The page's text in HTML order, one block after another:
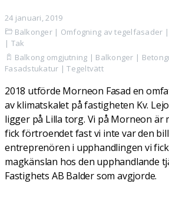
24 januari, 2019
Balkonger | Omfogning av tegelfasader |
| Tak
Balkong omgjutning | Balkonger |
Fasadstukatur |Tegeltvätt
2018 utförde Morneon Fasad en
av klimatskalet på fastigheten Kv.
ligger på Lilla torg. Vi på Morneon är
fick förtroendet fast vi inte var den
entreprenören i upphandlingen vi
magkänslan hos den upphandlande
Fastighets AB Balder som avgjorde.